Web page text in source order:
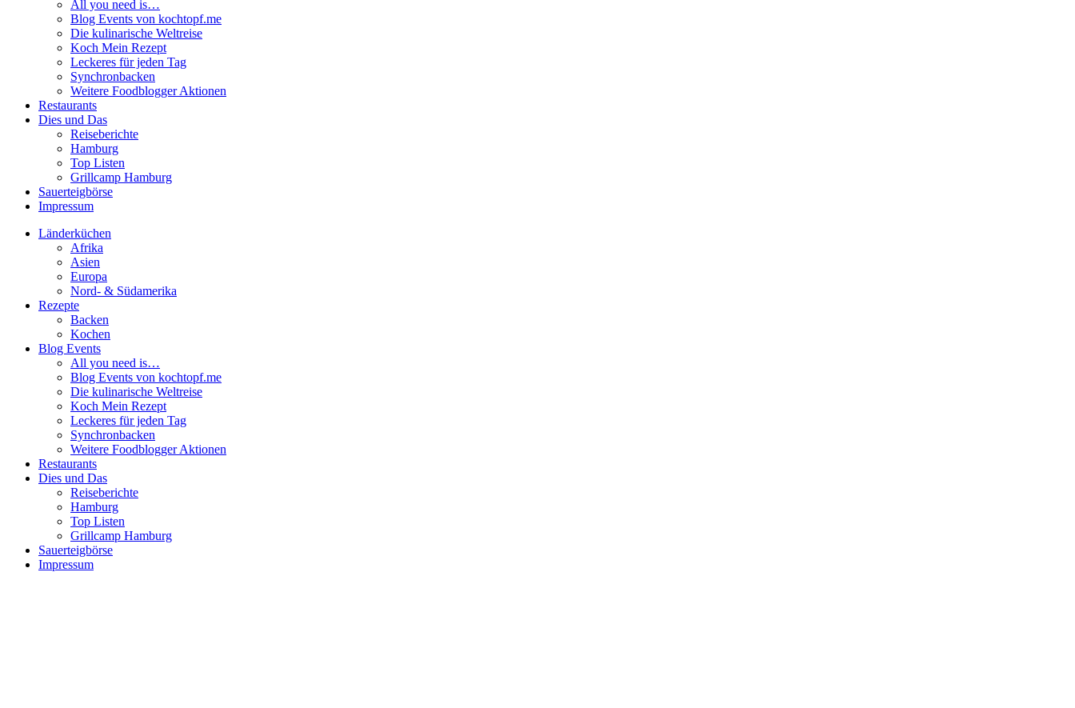
All you need is…
Blog Events von kochtopf.me
Die kulinarische Weltreise
Koch Mein Rezept
Leckeres für jeden Tag
Synchronbacken
Weitere Foodblogger Aktionen
Restaurants
Dies und Das
Reiseberichte
Hamburg
Top Listen
Grillcamp Hamburg
Sauerteigbörse
Impressum
Länderküchen
Afrika
Asien
Europa
Nord- & Südamerika
Rezepte
Backen
Kochen
Blog Events
All you need is…
Blog Events von kochtopf.me
Die kulinarische Weltreise
Koch Mein Rezept
Leckeres für jeden Tag
Synchronbacken
Weitere Foodblogger Aktionen
Restaurants
Dies und Das
Reiseberichte
Hamburg
Top Listen
Grillcamp Hamburg
Sauerteigbörse
Impressum